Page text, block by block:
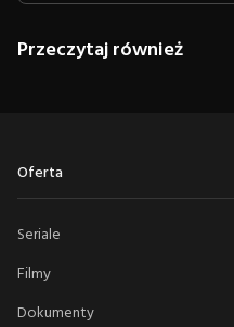
Przeczytaj również
Oferta
Seriale
Filmy
Dokumenty